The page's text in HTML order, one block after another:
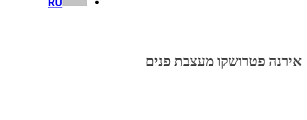
אירנה פטרושקו מעצבת פנים